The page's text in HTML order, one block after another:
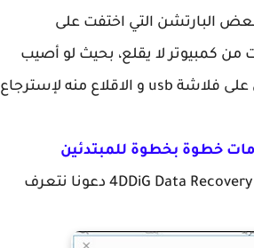
البارتشن التي اختفت على
من كمبيوتر لا يقلع، بحيث لو أصيب
بمشكلة الشاشة الزرقاء أو الشاشة السوداء فإنه يمكنك حرق التطبيق على فلاشة usb و الاقلاع منه لإسترجاع
و قبل أن نشرع في شرح تحميل و تثبيت و كيفية العمل من خلال برنامج 4DDiG Data Recovery دعونا نتعرف